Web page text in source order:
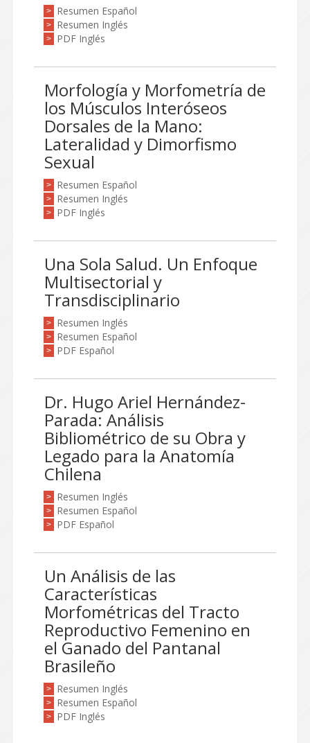
> Resumen Español
> Resumen Inglés
> PDF Inglés
Morfología y Morfometría de
los Músculos Interóseos
Dorsales de la Mano:
Lateralidad y Dimorfismo
Sexual
> Resumen Español
> Resumen Inglés
> PDF Inglés
Una Sola Salud. Un Enfoque
Multisectorial y
Transdisciplinario
> Resumen Inglés
> Resumen Español
> PDF Español
Dr. Hugo Ariel Hernández-
Parada: Análisis
Bibliométrico de su Obra y
Legado para la Anatomía
Chilena
> Resumen Inglés
> Resumen Español
> PDF Español
Un Análisis de las
Características
Morfométricas del Tracto
Reproductivo Femenino en
el Ganado del Pantanal
Brasileño
> Resumen Inglés
> Resumen Español
> PDF Inglés